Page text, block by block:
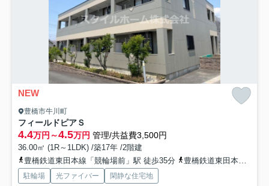
NEW
豊橋市牛川町
フィールドピアＳ
4.4万円～4.5万円 管理/共益費3,500円
36.00㎡ (1R～1LDK) /築17年 /2階建
豊橋鉄道東田本線「競輪場前」駅 徒歩35分
豊橋鉄道東田本線「東田」駅 徒歩37分
駐輪場 光ファイバー 閑静な住宅地